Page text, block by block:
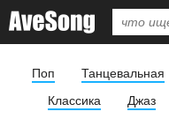
Поп Танцевальная
Классика
Джаз